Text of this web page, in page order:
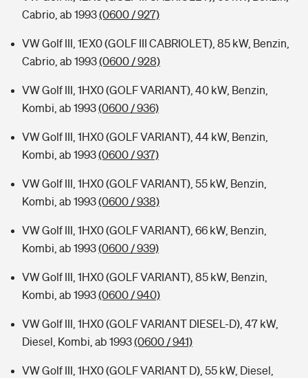
Cabrio, ab 1993(0600 / 927)
VW Golf III, 1EX0 (GOLF III CABRIOLET), 85 kW, Benzin,
Cabrio, ab 1993(0600 / 928)
VW Golf III, 1HX0 (GOLF VARIANT), 40 kW, Benzin,
Kombi, ab 1993(0600 / 936)
VW Golf III, 1HX0 (GOLF VARIANT), 44 kW, Benzin,
Kombi, ab 1993(0600 / 937)
VW Golf III, 1HX0 (GOLF VARIANT), 55 kW, Benzin,
Kombi, ab 1993(0600 / 938)
VW Golf III, 1HX0 (GOLF VARIANT), 66 kW, Benzin,
Kombi, ab 1993(0600 / 939)
VW Golf III, 1HX0 (GOLF VARIANT), 85 kW, Benzin,
Kombi, ab 1993(0600 / 940)
VW Golf III, 1HX0 (GOLF VARIANT DIESEL-D), 47 kW,
Diesel, Kombi, ab 1993(0600 / 941)
VW Golf III, 1HX0 (GOLF VARIANT D), 55 kW, Diesel,